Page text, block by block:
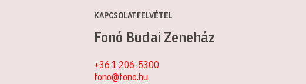
KAPCSOLATFELVÉTEL
Fonó Budai Zeneház
+36 1 206-5300
fono@fono.hu